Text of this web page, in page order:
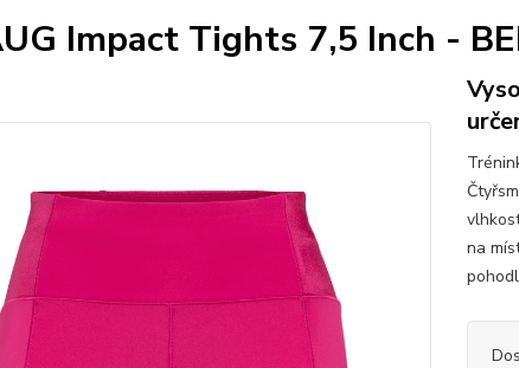
Impact Tights 7,5 Inch -
na